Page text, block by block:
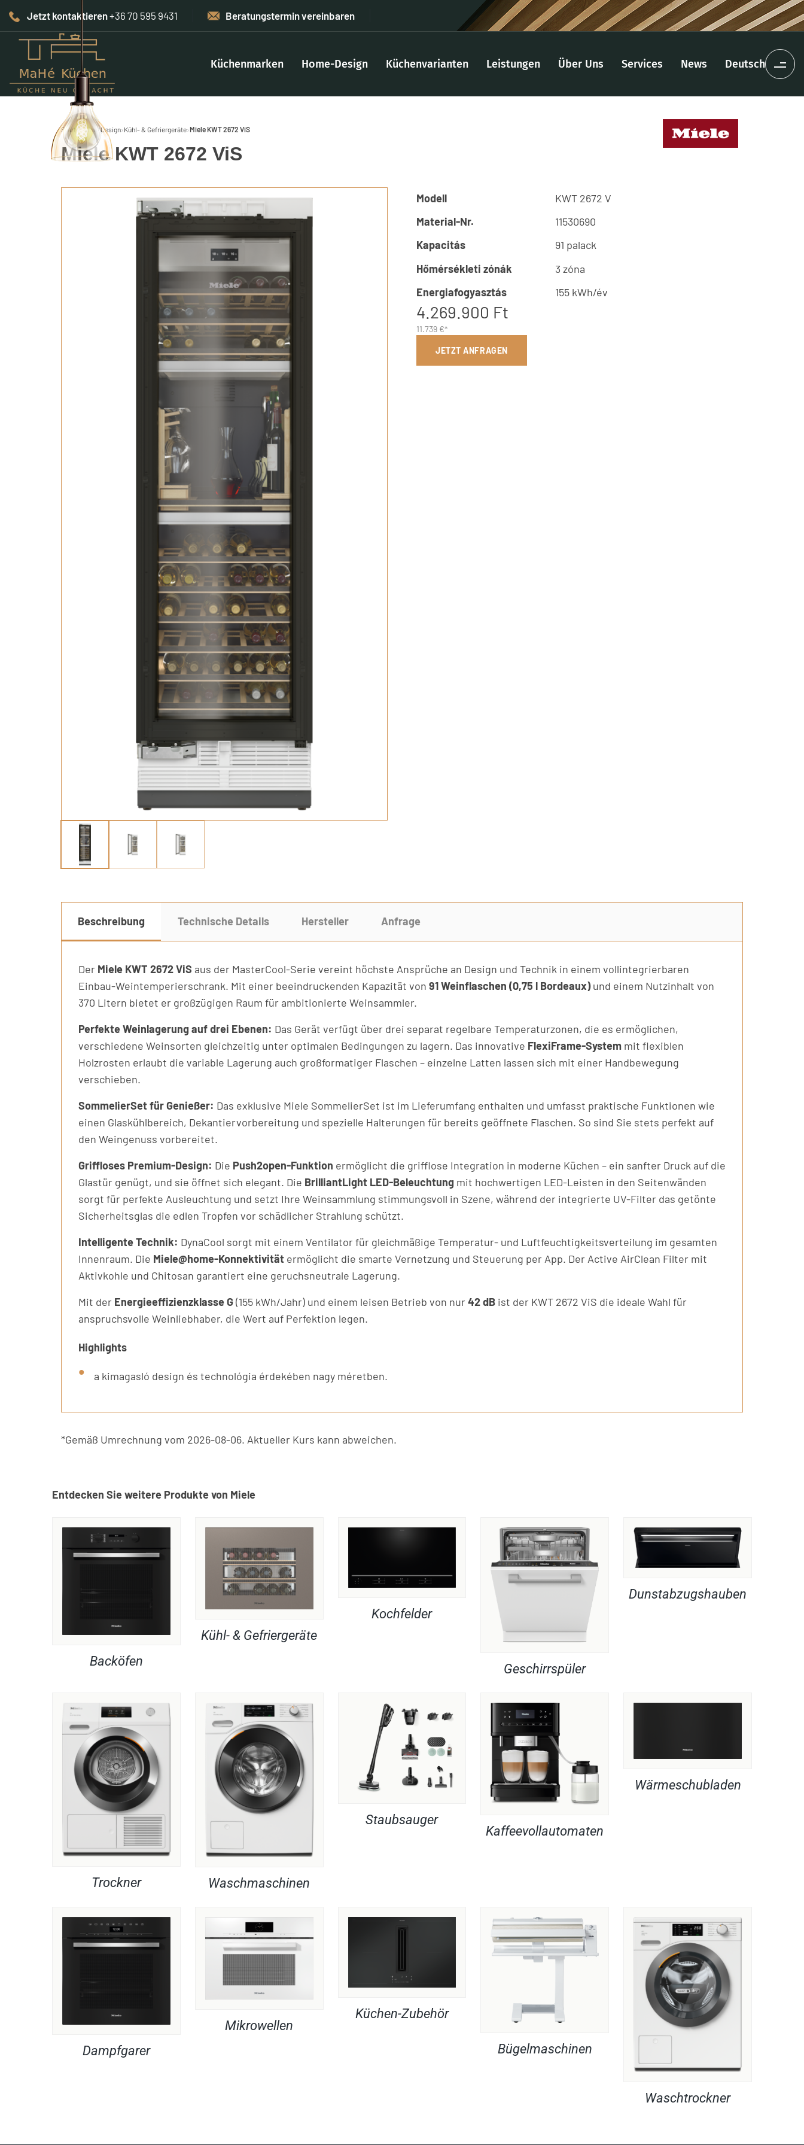
Jetzt kontaktieren+36 70 595 9431 Beratungstermin vereinbaren
Küchenmarken Home-Design Küchenvarianten Leistungen Über Uns Services News Deutsch
Start›Home-Design› Kühl- & Gefriergeräte›Miele KWT 2672 ViS
Miele KWT 2672 ViS
Modell
KWT 2672 V
Material-Nr.
11530690
Kapacitás
91 palack
Hőmérsékleti zónák
3 zóna
Energiafogyasztás
155 kWh/év
4.269.900 Ft
11.739 €*
JETZT ANFRAGEN
Beschreibung Technische Details Hersteller Anfrage
Der Miele KWT 2672 ViS aus der MasterCool-Serie vereint höchste Ansprüche an Design und Technik in einem vollintegrierbaren
Einbau-Weintemperierschrank. Mit einer beeindruckenden Kapazität von 91 Weinflaschen (0,75 l Bordeaux)und einem Nutzinhalt von
370 Litern bietet er großzügigen Raum für ambitionierte Weinsammler.
Perfekte Weinlagerung auf drei Ebenen: Das Gerät verfügt über drei separat regelbare Temperaturzonen, die es ermöglichen,
verschiedene Weinsorten gleichzeitig unter optimalen Bedingungen zu lagern. Das innovative FlexiFrame-System mit flexiblen
Holzrosten erlaubt die variable Lagerung auch großformatiger Flaschen – einzelne Latten lassen sich mit einer Handbewegung
verschieben.
SommelierSet für Genießer: Das exklusive Miele SommelierSet ist im Lieferumfang enthalten und umfasst praktische Funktionen wie
einen Glaskühlbereich, Dekantiervorbereitung und spezielle Halterungen für bereits geöffnete Flaschen. So sind Sie stets perfekt auf
den Weingenuss vorbereitet.
Griffloses Premium-Design: Die Push2open-Funktion ermöglicht die grifflose Integration in moderne Küchen – ein sanfter Druck auf die
Glastür genügt, und sie öffnet sich elegant. Die BrilliantLight LED-Beleuchtung mit hochwertigen LED-Leisten in den Seitenwänden
sorgt für perfekte Ausleuchtung und setzt Ihre Weinsammlung stimmungsvoll in Szene, während der integrierte UV-Filter das getönte
Sicherheitsglas die edlen Tropfen vor schädlicher Strahlung schützt.
Intelligente Technik: DynaCool sorgt mit einem Ventilator für gleichmäßige Temperatur- und Luftfeuchtigkeitsverteilung im gesamten
Innenraum. Die Miele@home-Konnektivität ermöglicht die smarte Vernetzung und Steuerung per App. Der Active AirClean Filter mit
Aktivkohle und Chitosan garantiert eine geruchsneutrale Lagerung.
Mit der Energieeffizienzklasse G(155 kWh/Jahr) und einem leisen Betrieb von nur42 dB ist der KWT 2672 ViS die ideale Wahl für
anspruchsvolle Weinliebhaber, die Wert auf Perfektion legen.
Highlights
a kimagasló design és technológia érdekében nagy méretben.
*Gemäß Umrechnung vom 2026-08-06. Aktueller Kurs kann abweichen.
Entdecken Sie weitere Produkte von Miele
Backöfen
Kühl- & Gefriergeräte
Kochfelder
Geschirrspüler
Dunstabzugshauben
Trockner Waschmaschinen
Staubsauger
Kaffeevollautomaten
Wärmeschubladen
Dampfgarer
Mikrowellen
Küchen-Zubehör
Bügelmaschinen
Waschtrockner